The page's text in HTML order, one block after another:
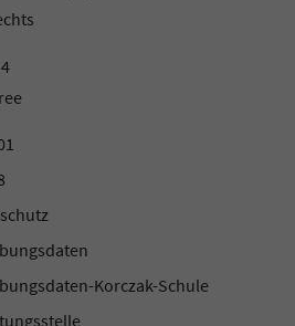
Korczak-Schule